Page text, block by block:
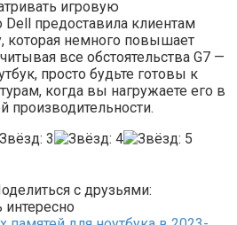
игровую
Dell предоставила клиентам
которая немного повышает
все обстоятельства G7 —
просто будьте готовы к
когда вы нагружаете его в
с друзьями: